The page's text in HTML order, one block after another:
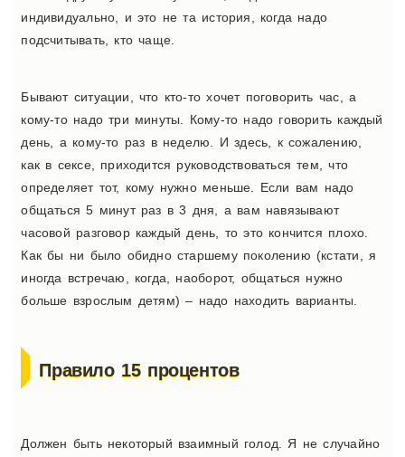
индивидуально, и это не та история, когда надо
подсчитывать, кто чаще.
Бывают ситуации, что кто-то хочет поговорить час, а
кому-то надо три минуты. Кому-то надо говорить каждый
день, а кому-то раз в неделю. И здесь, к сожалению,
как в сексе, приходится руководствоваться тем, что
определяет тот, кому нужно меньше. Если вам надо
общаться 5 минут раз в 3 дня, а вам навязывают
часовой разговор каждый день, то это кончится плохо.
Как бы ни было обидно старшему поколению (кстати, я
иногда встречаю, когда, наоборот, общаться нужно
больше взрослым детям) – надо находить варианты.
Правило 15 процентов
Должен быть некоторый взаимный голод. Я не случайно